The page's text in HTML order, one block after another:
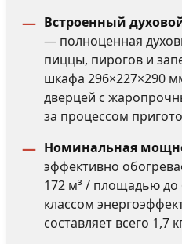
Встроенный
— полноценная
пиццы, пирогов и
шкафа 296×227×290
дверцей с
за процессом
Номинальная
эффективно
172 м³ / площадью до
классом
составляет всего 1,7